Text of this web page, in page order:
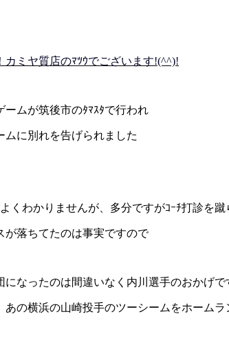
ミヤ質店のﾏﾂｳでございます!(^^)!
ームが筑後市のﾀﾏｽﾀで行われ
ムに別れを告げられました
くわかりませんが、多分ですがｺｰﾁ打診を蹴
が落ちてたのは事実ですので
になったのは間違いなく内川選手のおかげ
の横浜の山崎投手のツーシームをホームラ